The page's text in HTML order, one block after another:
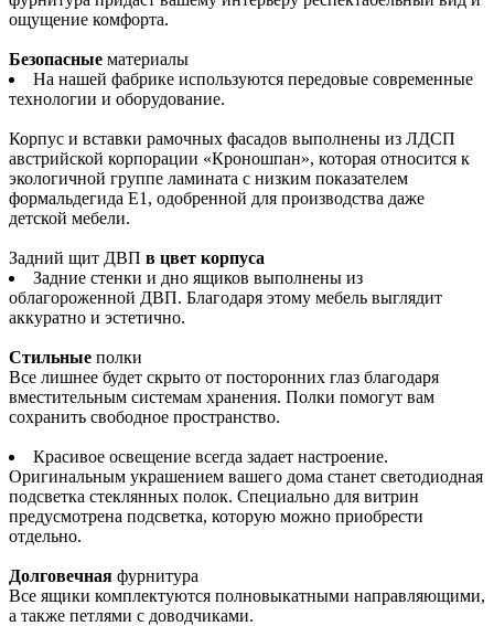
ощущение комфорта.
Безопасные материалы
На нашей фабрике используются передовые современные
технологии и оборудование.
Корпус и вставки рамочных фасадов выполнены из ЛДСП
австрийской корпорации «Кроношпан», которая относится к
экологичной группе ламината с низким показателем
формальдегида Е1, одобренной для производства даже
детской мебели.
Задний щит ДВП в цвет корпуса
Задние стенки и дно ящиков выполнены из
облагороженной ДВП. Благодаря этому мебель выглядит
аккуратно и эстетично.
Стильные полки
Все лишнее будет скрыто от посторонних глаз благодаря
вместительным системам хранения. Полки помогут вам
сохранить свободное пространство.
Красивое освещение всегда задает настроение.
Оригинальным украшением вашего дома станет светодиодная
подсветка стеклянных полок. Специально для витрин
предусмотрена подсветка, которую можно приобрести
отдельно.
Долговечная фурнитура
Все ящики комплектуются полновыкатными направляющими,
а также петлями с доводчиками.